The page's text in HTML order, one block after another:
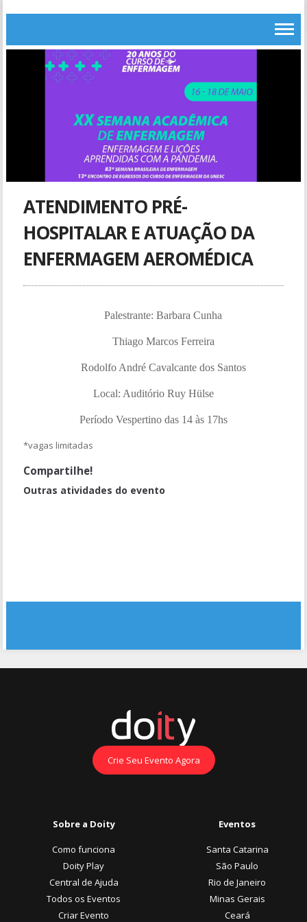
ATENDIMENTO PRÉ-
HOSPITALAR E ATUAÇÃO DA
ENFERMAGEM AEROMÉDICA
Palestrante: Barbara Cunha
Thiago Marcos Ferreira
Rodolfo André Cavalcante dos Santos
Local: Auditório Ruy Hülse
Período Vespertino das 14 às 17hs
*vagas limitadas
Compartilhe!
Outras atividades do evento
Crie Seu Evento Agora
Sobre a Doity
Como funciona
Doity Play
Central de Ajuda
Todos os Eventos
Criar Evento
Eventos
Santa Catarina
São Paulo
Rio de Janeiro
Minas Gerais
Ceará